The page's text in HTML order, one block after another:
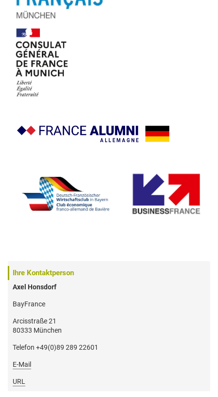
Ihre Kontaktperson
Axel Honsdorf
BayFrance
Arcisstraße 21
80333 München
Telefon +49(0)89 289 22601
E-Mail
URL